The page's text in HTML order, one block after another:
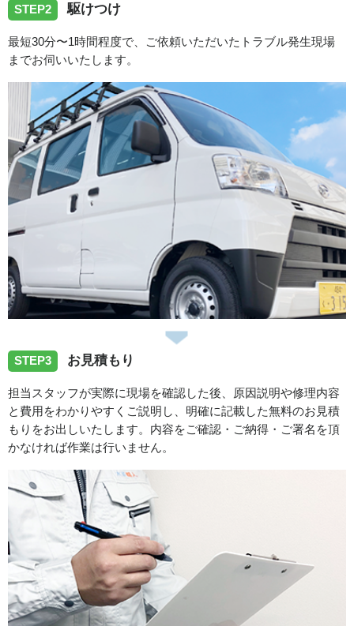
愛知県豊田市越戸町へ洗濯蛇口の水漏れ修理でお伺いしま
2026/07/30
愛知県豊田市昭和町へ洗濯蛇口の水漏れ修理でお伺いしま
した。
2026/07/28
愛知県海部郡蟹江町蟹江本町へ浴室蛇口の水漏れ修理に向
かいました。
2026/07/27
愛知県名古屋市千種区桜が丘へ洗面蛇口の水漏れ修理でお
伺いしました。
2026/07/27
伺いさせて頂きました。
スタッフの修理報告や事例の一覧はこちら
STEP2 駆けつけ
最短30分〜1時間程度で、ご依頼いただいたトラブル発生現場
までお伺いいたします。
STEP3 お見積もり
担当スタッフが実際に現場を確認した後、原因説明や修理内容
と費用をわかりやすくご説明し、明確に記載した無料のお見積
もりをお出しいたします。内容をご確認・ご納得・ご署名を頂
かなければ作業は行いません。